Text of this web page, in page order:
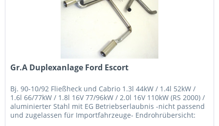
Gr.A Duplexanlage Ford Escort
Bj. 90-10/92 Fließheck und Cabrio 1.3l 44kW / 1.4l 52kW /
1.6l 66/77kW / 1.8l 16V 77/96kW / 2.0l 16V 110kW (RS 2000) /
aluminierter Stahl mit EG Betriebserlaubnis -nicht passend
und zugelassen für Importfahrzeuge- Endrohrübersicht: